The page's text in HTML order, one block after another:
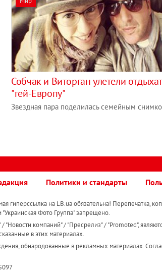
Собчак и Виторган улетели
"гей-Европу"
Звездная пара поделилась семейным
Политики и стандарты
гиперссылка на LB.ua обязательна! Перепечатка,
"Украинская Фото Группа" запрещено.
"Новости компаний" / "Пресрелиз" / "Promoted",
в этих материалах.
обнародованные в рекламных материалах.